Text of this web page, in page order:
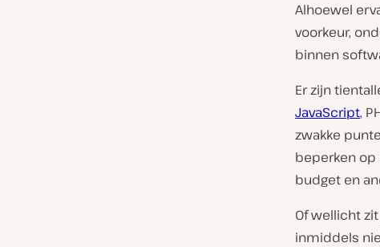
Alhoewel
voorkeur,
binnen
Er zijn
JavaScript,
zwakke
beperken op
budget en
Of wellicht
inmiddels